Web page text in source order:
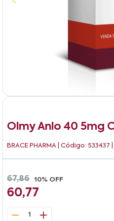
Olmy Anlo 40 5mg
BRACE PHARMA | Código: 533437
67,86 10% OFF
60,77
1